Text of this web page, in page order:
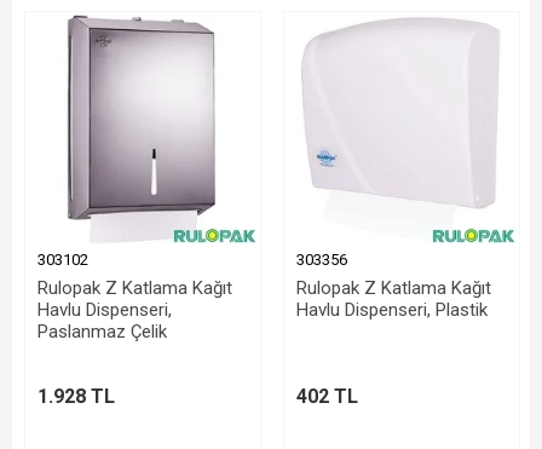
303102
Rulopak Z Katlama Kağıt
Havlu Dispenseri,
Paslanmaz Çelik
1.928 TL
303356
Rulopak Z Katlama Kağıt
Havlu Dispenseri, Plastik
402 TL